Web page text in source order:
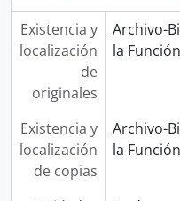
Existencia y
localización
de
originales
Archivo-
la
Existencia y
localización
de copias
Archivo-
la